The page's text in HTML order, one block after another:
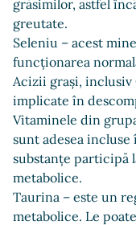
grăsimilor, astfel
greutate.
Seleniu – acest
funcționarea
Acizii grași, inclusiv
implicate în
Vitaminele din
sunt adesea
substanțe participă
metabolice.
Taurina – este un
metabolice. Le